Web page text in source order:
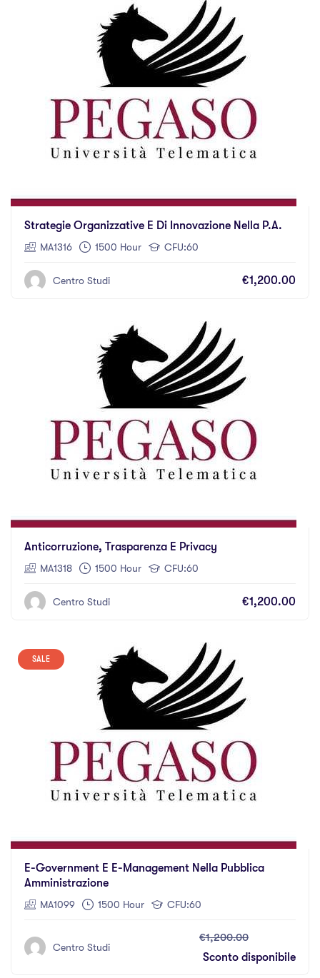
Strategie Organizzative E Di Innovazione Nella P.A.
MA1316 1500 Hour CFU:60
Centro Studi €1,200.00
Anticorruzione, Trasparenza E Privacy
MA1318 1500 Hour CFU:60
Centro Studi €1,200.00
SALE
E-Government E E-Management Nella Pubblica
Amministrazione
MA1099 1500 Hour CFU:60
Centro Studi
€1,200.00
Sconto disponibile